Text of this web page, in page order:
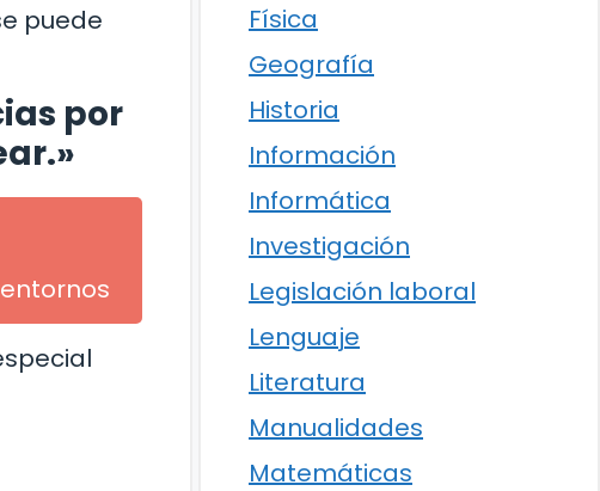
puede
por
Física
Geografía
Historia
Información
Informática
Investigación
Legislación laboral
Lenguaje
Literatura
Manualidades
Matemáticas